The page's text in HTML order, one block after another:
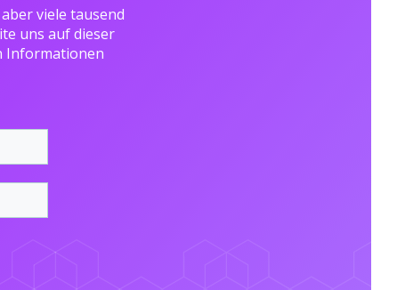
viele tausend
uns auf dieser
Informationen